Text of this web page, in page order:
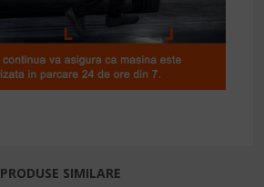
PRODUSE SIMILARE